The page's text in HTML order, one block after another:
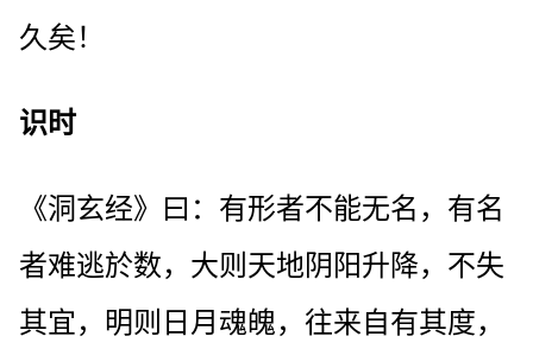
久矣！
识时
《洞玄经》曰：有形者不能无名，有名
者难逃於数，大则天地阴阳升降，不失
其宜，明则日月魂魄，往来自有其度，